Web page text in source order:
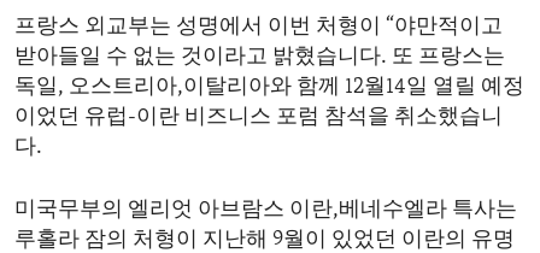
프랑스 외교부는 성명에서 이번 처형이 “야만적이고
받아들일 수 없는 것이라고 밝혔습니다. 또 프랑스는
독일, 오스트리아,이탈리아와 함께 12월14일 열릴 예정
이었던 유럽-이란 비즈니스 포럼 참석을 취소했습니
다.
미국무부의 엘리엇 아브람스 이란,베네수엘라 특사는
루홀라 잠의 처형이 지난해 9월이 있었던 이란의 유명